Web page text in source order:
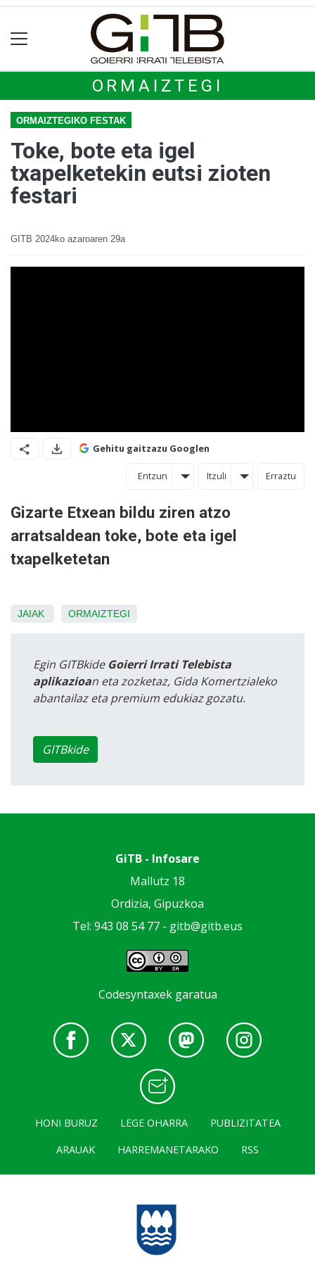
ORMAIZTEGI
ORMAIZTEGIKO FESTAK
Toke, bote eta igel
txapelketekin eutsi zioten
festari
GITB 2024ko azaroaren 29a
Gehitu gaitzazu Googlen
Entzun Itzuli Erraztu
Gizarte Etxean bildu ziren atzo
arratsaldean toke, bote eta igel
txapelketetan
JAIAK ORMAIZTEGI
Egin GITBkide Goierri Irrati Telebista
aplikazioan eta zozketaz, Gida Komertzialeko
abantailaz eta premium edukiaz gozatu.
GITBkide
GiTB - Infosare
Mallutz 18
Ordizia, Gipuzkoa
Tel: 943 08 54 77 - gitb@gitb.eus
Codesyntaxek garatua
HONI BURUZ LEGE OHARRA
PUBLIZITATEA
ARAUAK
HARREMANETARAKO RSS